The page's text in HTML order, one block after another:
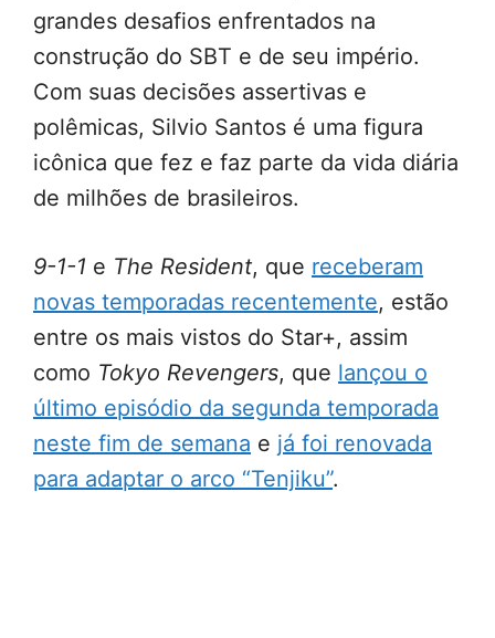
grandes desafios enfrentados na
construção do SBT e de seu império.
Com suas decisões assertivas e
polêmicas, Silvio Santos é uma figura
icônica que fez e faz parte da vida diária
de milhões de brasileiros.
9-1-1 e The Resident, que receberam
novas temporadas recentemente, estão
entre os mais vistos do Star+, assim
como Tokyo Revengers, que lançou o
último episódio da segunda temporada
neste fim de semana e já foi renovada
para adaptar o arco “Tenjiku”.